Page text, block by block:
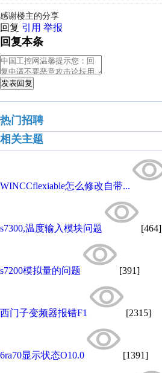
感谢楼主的分享
回复 引用 举报
回复本条
发表回复
热门招聘
相关主题
WINCCflexiable怎么修改自带...
s7300,温度输入模块问题 [464]
s7200模拟量的问题 [391]
西门子变频器报错F1 [2315]
6ra70显示状态O10.0 [1391]